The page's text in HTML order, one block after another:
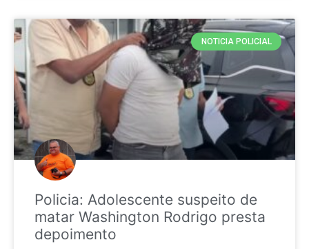
NOTICIA POLICIAL
Policia: Adolescente suspeito de
matar Washington Rodrigo presta
depoimento